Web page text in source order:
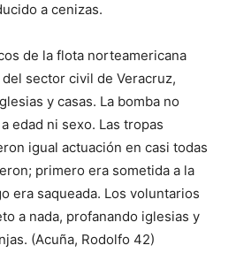
a cenizas.
de la flota norteamericana
sector civil de Veracruz,
y casas. La bomba no
edad ni sexo. Las tropas
igual actuación en casi todas
primero era sometida a la
era saqueada. Los voluntarios
a nada, profanando iglesias y
(Acuña, Rodolfo 42)